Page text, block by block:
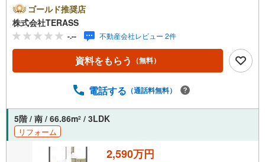
合）・がん100％保障団信が【金利上乗せなし】で加入可
能！・頭金0円でも可能！・諸費用も、物件価格の10％まで
は融資可能！※2026年8月現在■LDK隣接の和室の引き戸を
開放すると、約20.5帖の広々空間に。■浴室換気乾燥機付き
で雨天時のお洗濯などに便利です◎ 〇リフォーム内容〇・
新規交換:キッチン・浴室・洗面台・トイレ・電気温水器・
ダウンライト設置/センサーライト設置・カーテンレール交
ゴールド推奨店
株式会社TERASS
-.-- 不動産会社レビュー 2件
資料をもらう （無料）
電話する （通話料無料）
5階 / 南 / 66.86m2 / 3LDK
リフォーム
2,590万円